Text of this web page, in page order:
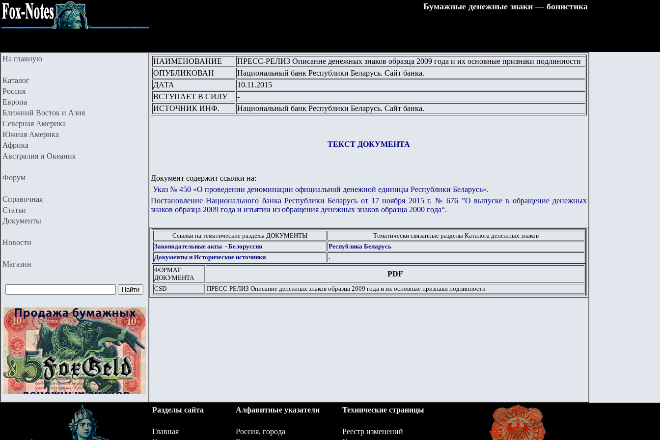
Бумажные денежные знаки — бонистика
На главную
Каталог
Россия
Европа
Ближний Восток и Азия
Северная Америка
Южная Америка
Африка
Австралия и Океания
Форум
Справочная
Статьи
Документы
Новости
Магазин
НАИМЕНОВАНИЕ
ПРЕСС-РЕЛИЗ Описание денежных знаков образца 2009 года и их основные признаки подлинности
ОПУБЛИКОВАН
Национальный банк Республики Беларусь. Сайт банка.
ДАТА
10.11.2015
ВСТУПАЕТ В СИЛУ
-
ИСТОЧНИК ИНФ.
Национальный банк Республики Беларусь. Сайт банка.
ТЕКСТ ДОКУМЕНТА
Документ содержит ссылки на:
Указ № 450 «О проведении деноминации официальной денежной единицы Республики Беларусь».
Постановление Национального банка Республики Беларусь от 17 ноября 2015 г. № 676 ”О выпуске в обращение денежных
знаков образца 2009 года и изъятии из обращения денежных знаков образца 2000 года“.
Ссылки на тематические разделы ДОКУМЕНТЫ
Тематически связанные разделы Каталога денежных знаков
Законодательные акты - Белоруссия
Республика Беларусь
Документы и Исторические источники
.
ФОРМАТ
ДОКУМЕНТА
PDF
CSD ПРЕСС-РЕЛИЗ Описание денежных знаков образца 2009 года и их основные признаки подлинности
Разделы сайта Алфавитные указатели Технические страницы
Главная Россия, города
Реестр изменений